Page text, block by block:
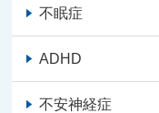
不眠症
ADHD
不安神経症